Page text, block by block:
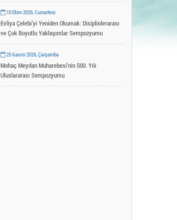
Uygulama ve Araştırma Merkezleri
YLSY Burs Programı
10 Ekim 2026, Cumartesi
Evliya Çelebi’yi Yeniden Okumak: Disiplinlerarası
ve Çok Boyutlu Yaklaşımlar Sempozyumu
25 Kasım 2026, Çarşamba
Mohaç Meydan Muharebesi’nin 500. Yılı
Uluslararası Sempozyumu